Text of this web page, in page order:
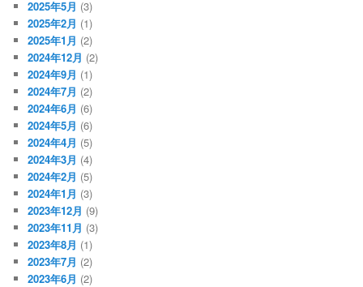
2025年5月 (3)
2025年2月 (1)
2025年1月 (2)
2024年12月 (2)
2024年9月 (1)
2024年7月 (2)
2024年6月 (6)
2024年5月 (6)
2024年4月 (5)
2024年3月 (4)
2024年2月 (5)
2024年1月 (3)
2023年12月 (9)
2023年11月 (3)
2023年8月 (1)
2023年7月 (2)
2023年6月 (2)